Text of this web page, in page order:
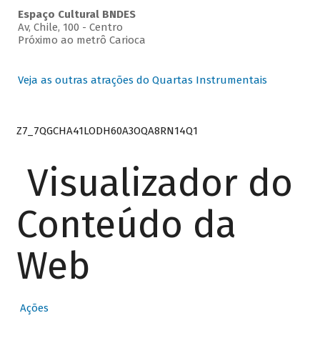
Espaço Cultural BNDES
Av, Chile, 100 - Centro
Próximo ao metrô Carioca
Veja as outras atrações do Quartas Instrumentais
Z7_7QGCHA41LODH60A3OQA8RN14Q1
Visualizador do
Conteúdo da
Web
Ações